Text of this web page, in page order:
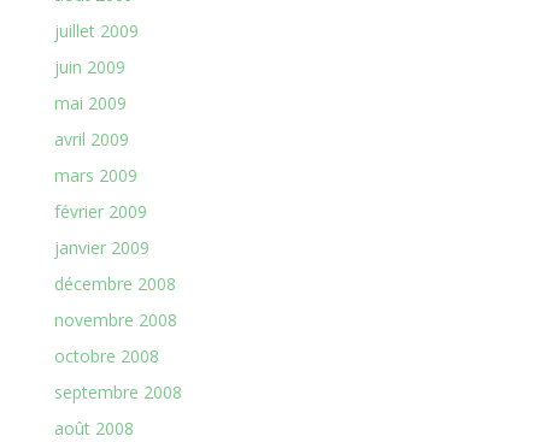
juillet 2009
juin 2009
mai 2009
avril 2009
mars 2009
février 2009
janvier 2009
décembre 2008
novembre 2008
octobre 2008
septembre 2008
août 2008